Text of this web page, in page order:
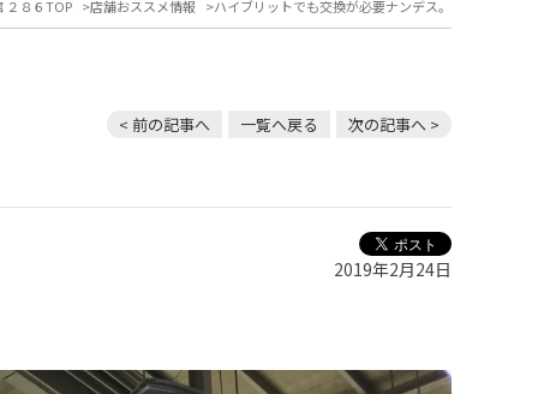
２８６TOP 店舗おススメ情報 ハイブリットでも交換が必要ナンデス。
< 前の記事へ 一覧へ戻る 次の記事へ >
2019年2月24日